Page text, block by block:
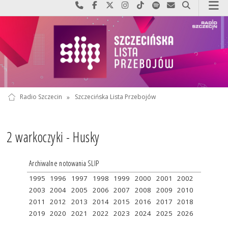
Najlepiej po prostu do nas zadzwoń
Odwiedź nas na Facebook-u
Odwiedź nas na X
Odwiedź nas na Instagram-ie
Odwiedź nas na TikTok-u
Szukaj nas na Spotify
Wyślij do nas
Szukaj
Radio Szczecin » Szczecińska Lista Przebojów
2 warkoczyki - Husky
Archiwalne notowania SLIP
1995 1996 1997 1998 1999 2000 2001
2002
2003 2004 2005 2006 2007 2008 2009 2010
2011
2012 2013 2014 2015 2016 2017 2018
2019 2020 2021 2022 2023 2024 2025 2026